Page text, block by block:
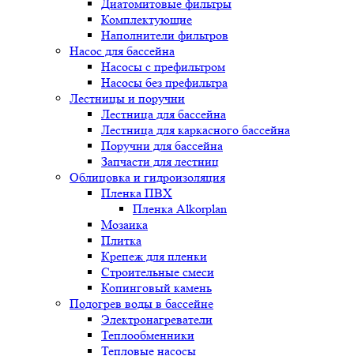
Диатомитовые фильтры
Комплектующие
Наполнители фильтров
Насос для бассейна
Насосы с префильтром
Насосы без префильтра
Лестницы и поручни
Лестница для бассейна
Лестница для каркасного бассейна
Поручни для бассейна
Запчасти для лестниц
Облицовка и гидроизоляция
Пленка ПВХ
Пленка Alkorplan
Мозаика
Плитка
Крепеж для пленки
Строительные смеси
Копинговый камень
Подогрев воды в бассейне
Электронагреватели
Теплообменники
Тепловые насосы